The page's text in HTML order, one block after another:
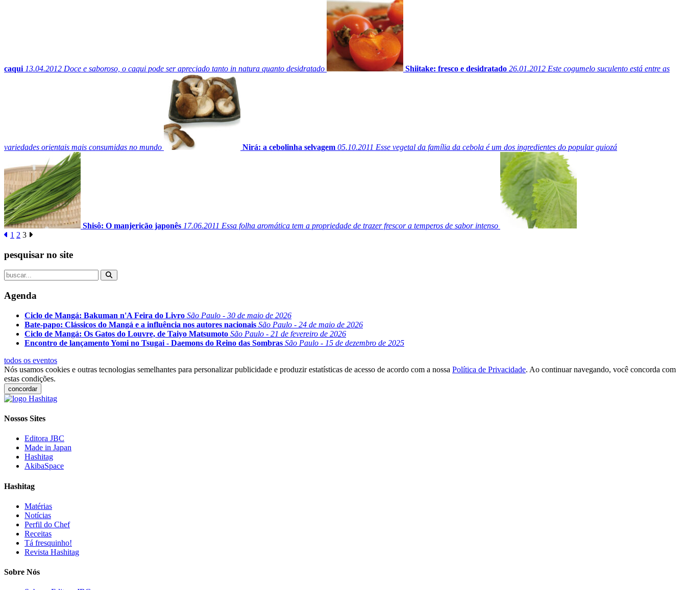
caqui 13.04.2012 Doce e saboroso, o caqui pode ser apreciado tanto in natura quanto desidratado Shiitake: fresco e desidratado 26.01.2012 Este cogumelo suculento está entre as
variedades orientais mais consumidas no mundo Nirá: a cebolinha selvagem 05.10.2011 Esse vegetal da família da cebola é um dos ingredientes do popular guiozá
Shisô: O manjericão japonês 17.06.2011 Essa folha aromática tem a propriedade de trazer frescor a temperos de sabor intenso
1 2 3
pesquisar no site
Agenda
Ciclo de Mangá: Bakuman n'A Feira do Livro São Paulo - 30 de maio de 2026
Bate-papo: Clássicos do Mangá e a influência nos autores nacionais São Paulo - 24 de maio de 2026
Ciclo de Mangá: Os Gatos do Louvre, de Taiyo Matsumoto São Paulo - 21 de fevereiro de 2026
Encontro de lançamento Yomi no Tsugai - Daemons do Reino das Sombras São Paulo - 15 de dezembro de 2025
todos os eventos
Nós usamos cookies e outras tecnologias semelhantes para personalizar publicidade e produzir estatísticas de acesso de acordo com a nossa Política de Privacidade. Ao continuar navegando, você concorda com
estas condições.
concordar
Nossos Sites
Editora JBC
Made in Japan
Hashitag
AkibaSpace
Hashitag
Matérias
Notícias
Perfil do Chef
Receitas
Tá fresquinho!
Revista Hashitag
Sobre Nós